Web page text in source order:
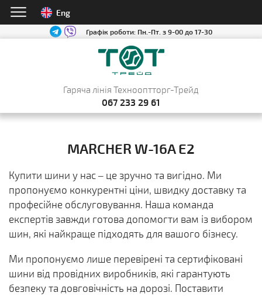
Eng
Графік роботи: Пн.-Пт. з 9-00 до 17-30
Гаряча лінія Технооптторг-Трейд
067 233 29 61
MARCHER W-16A E2
Купити шини у нас – це зручно та вигідно. Ми
пропонуємо конкурентні ціни, швидку доставку та
професійне обслуговування. Наша команда
експертів завжди готова допомогти вам із вибором
шин, які найкраще підходять для вашого бізнесу.
Ми пропонуємо лише перевірені та сертифіковані
шини від провідних виробників, які гарантують
безпеку та довговічність на дорозі. Поставити